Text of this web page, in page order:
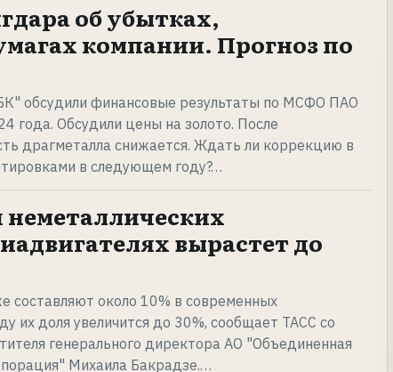
об убытках,
компании. Прогноз по
обсудили финансовые результаты по МСФО ПАО
года. Обсудили цены на золото. После
драгметалла снижается. Ждать ли коррекцию в
в следующем году?…
неметаллических
вырастет до
составляют около 10% в современных
их доля увеличится до 30%, сообщает ТАСС со
генерального директора АО "Объединенная
Михаила Бакрадзе.…